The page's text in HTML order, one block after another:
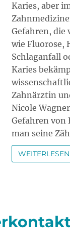
Karies, aber
Gefahren, die
wie Fluorose,
Schlaganfall
Karies
Zahnärztin
Nicole
Gefahren von
man seine
WEITERLESEN